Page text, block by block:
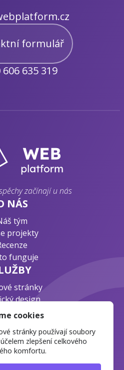
formulář
606 635 319
začínají u nás
NÁS
tým
projekty
funguje
stránky
design
konzultace
údajů
otázky
webdesignu
cookies
stránky používají soubory
zlepšení celkového
komfortu.